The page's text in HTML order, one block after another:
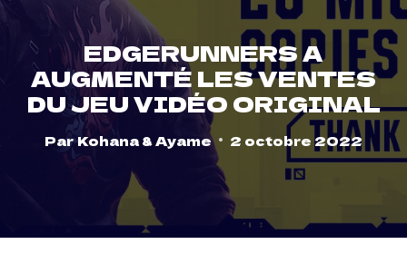
EDGERUNNERS A
AUGMENTÉ LES VENTES
DU JEU VIDÉO ORIGINAL
ParKohana & Ayame 2 octobre 2022